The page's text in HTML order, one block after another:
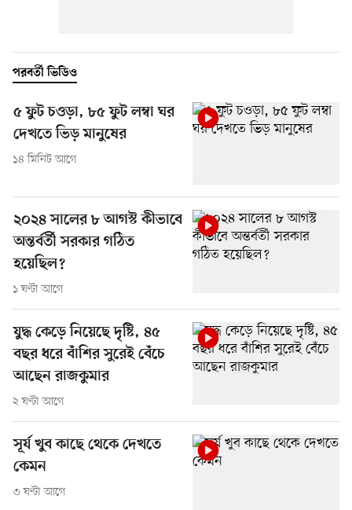
পরবর্তী ভিডিও
৫ ফুট চওড়া, ৮৫ ফুট লম্বা ঘর
দেখতে ভিড় মানুষের
১৪ মিনিট আগে
২০২৪ সালের ৮ আগস্ট কীভাবে
অন্তর্বর্তী সরকার গঠিত
হয়েছিল?
১ ঘণ্টা আগে
যুদ্ধ কেড়ে নিয়েছে দৃষ্টি, ৪৫
বছর ধরে বাঁশির সুরেই বেঁচে
আছেন রাজকুমার
২ ঘণ্টা আগে
সূর্য খুব কাছে থেকে দেখতে
কেমন
৩ ঘণ্টা আগে